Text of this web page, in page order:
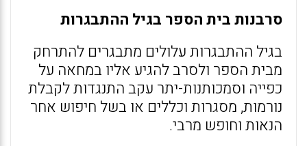
סרבנות בית הספר בגיל ההתבגרות
בגיל ההתבגרות עלולים מתבגרים להתרחק
מבית הספר ולסרב להגיע אליו במחאה על
כפייה וסמכותנות-יתר עקב התנגדות לקבלת
נורמות, מסגרות וכללים או בשל חיפוש אחר
הנאות וחופש מרבי.